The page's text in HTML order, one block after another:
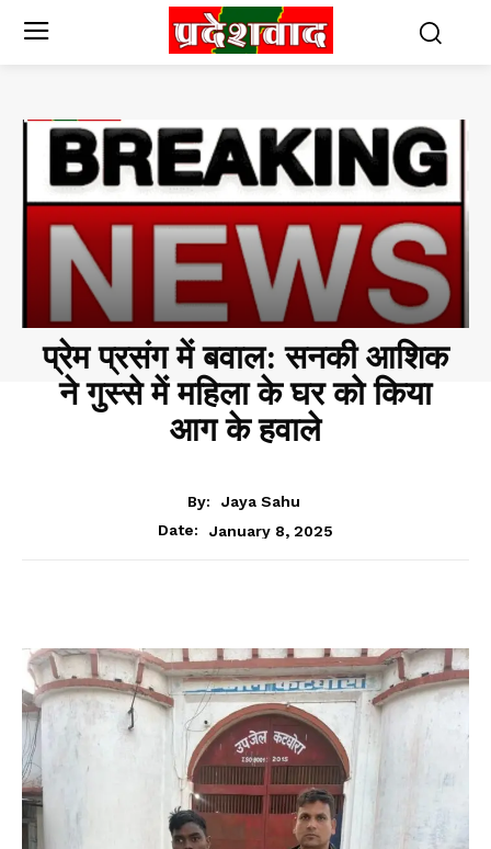
प्रेम प्रसंग में बवाल: सनकी आशिक
ने गुस्से में महिला के घर को किया
आग के हवाले
By:
Jaya Sahu
Date:
January 8, 2025